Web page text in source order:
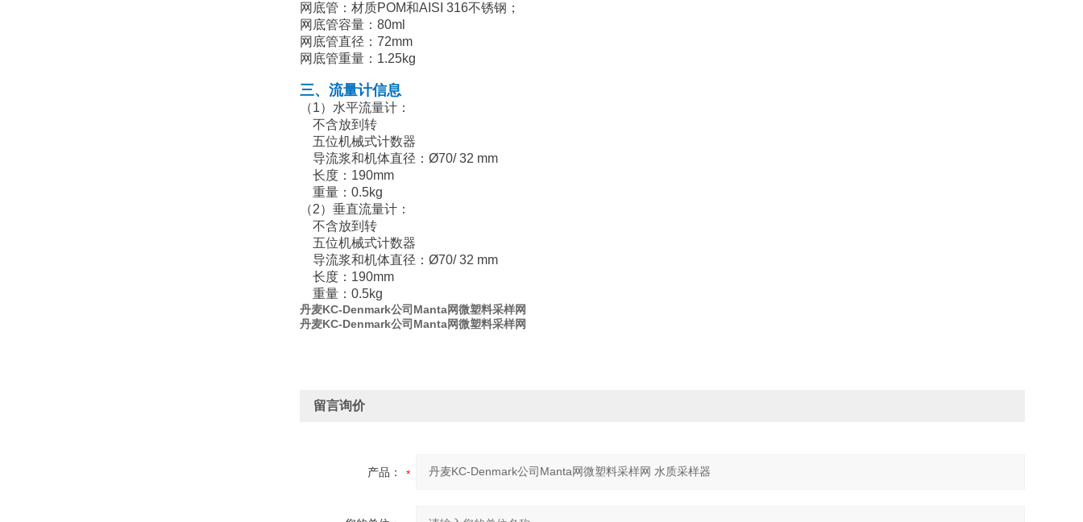
网底管：材质POM和AISI 316不锈钢；
网底管容量：80ml
网底管直径：72mm
网底管重量：1.25kg
三、流量计信息
（1）水平流量计：
不含放到转
五位机械式计数器
导流浆和机体直径：Ø70/ 32 mm
长度：190mm
重量：0.5kg
（2）垂直流量计：
不含放到转
五位机械式计数器
导流浆和机体直径：Ø70/ 32 mm
长度：190mm
重量：0.5kg
丹麦KC-Denmark公司Manta网微塑料采样网
丹麦KC-Denmark公司Manta网微塑料采样网
留言询价
产品：